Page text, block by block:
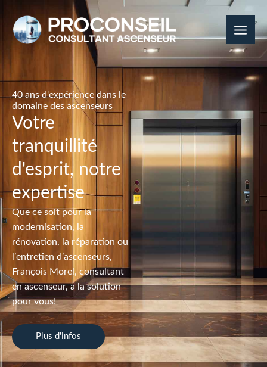
content
40 ans d'expérience dans le
domaine des ascenseurs
Votre
tranquillité
d'esprit, notre
expertise
Que ce soit pour la
modernisation, la
rénovation, la réparation ou
l’entretien d’ascenseurs,
François Morel, consultant
en ascenseur, a la solution
pour vous!
Plus d'infos